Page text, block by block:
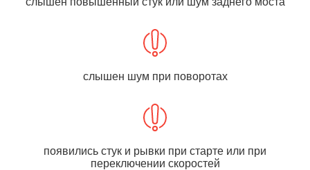
слышен шум при поворотах
появились стук и рывки при старте или при
переключении скоростей